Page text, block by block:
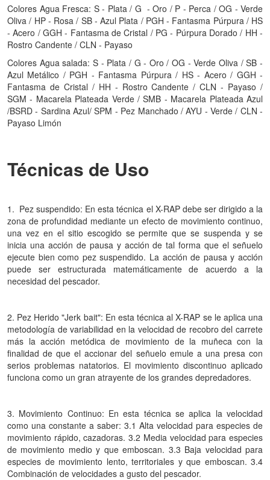
Colores Agua Fresca: S - Plata / G - Oro / P - Perca / OG - Verde
Oliva / HP - Rosa / SB - Azul Plata / PGH - Fantasma Púrpura / HS
- Acero / GGH - Fantasma de Cristal / PG - Púrpura Dorado / HH -
Rostro Candente / CLN - Payaso
Colores Agua salada: S - Plata / G - Oro / OG - Verde Oliva / SB -
Azul Metálico / PGH - Fantasma Púrpura / HS - Acero / GGH -
Fantasma de Cristal / HH - Rostro Candente / CLN - Payaso /
SGM - Macarela Plateada Verde / SMB - Macarela Plateada Azul
/BSRD - Sardina Azul/ SPM - Pez Manchado / AYU - Verde / CLN -
Payaso Limón
Técnicas de Uso
1. Pez suspendido: En esta técnica el X-RAP debe ser dirigido a la
zona de profundidad mediante un efecto de movimiento continuo,
una vez en el sitio escogido se permite que se suspenda y se
inicia una acción de pausa y acción de tal forma que el señuelo
ejecute bien como pez suspendido. La acción de pausa y acción
puede ser estructurada matemáticamente de acuerdo a la
necesidad del pescador.
2. Pez Herido "Jerk bait": En esta técnica al X-RAP se le aplica una
metodología de variabilidad en la velocidad de recobro del carrete
más la acción metódica de movimiento de la muñeca con la
finalidad de que el accionar del señuelo emule a una presa con
serios problemas natatorios. El movimiento discontinuo aplicado
funciona como un gran atrayente de los grandes depredadores.
3. Movimiento Continuo: En esta técnica se aplica la velocidad
como una constante a saber: 3.1 Alta velocidad para especies de
movimiento rápido, cazadoras. 3.2 Media velocidad para especies
de movimiento medio y que emboscan. 3.3 Baja velocidad para
especies de movimiento lento, territoriales y que emboscan. 3.4
Combinación de velocidades a gusto del pescador.